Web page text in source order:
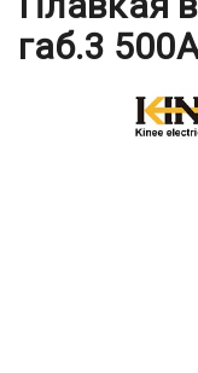
габ.3